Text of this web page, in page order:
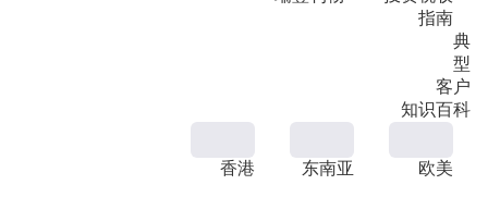
指南
典
型
客户
知识百科
香港 东南亚 欧美